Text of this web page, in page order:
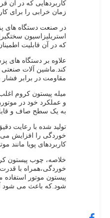
کاربردهایی که در آن
زمان خرابی را برای
در صنعت دستگاه های
استریلیزاسیون
که در آن قابلیت
علاوه بر دستگاه های
کند.ماشین آلات صنعتی
مقاومت در برابر
میله پیستون کروم
و عملکرد خود در
به یک سطح صاف و
تولید شده با رعایت
خوردگی را افزایش می
کاربردهای پویا مانند
خلاصه، چوب پیستون
خوردگی،همراه با
پیستون موتور
شود.که باعث می شود